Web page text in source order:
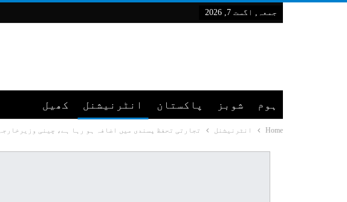
جمعہ, اگست 7, 2026
ہوم شوبز پاکستان انٹرنیشنل کھیل
Home انٹرنیشنل تجارتی تحفظ پسندی میں اضافہ ہو رہا ہے، چینی وزیرخارجہ